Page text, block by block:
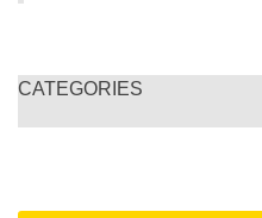
CATEGORIES